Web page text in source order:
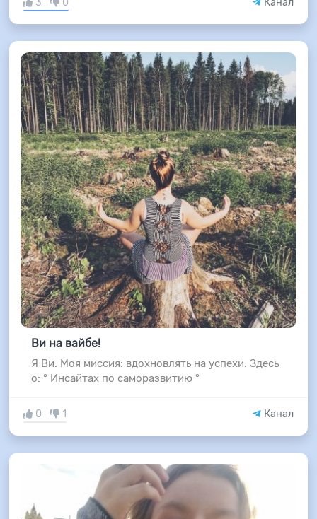
3 0 Канал
Ви на вайбе!
Я Ви. Моя миссия: вдохновлять на успехи. Здесь
о: ° Инсайтах по саморазвитию °
0 1 Канал